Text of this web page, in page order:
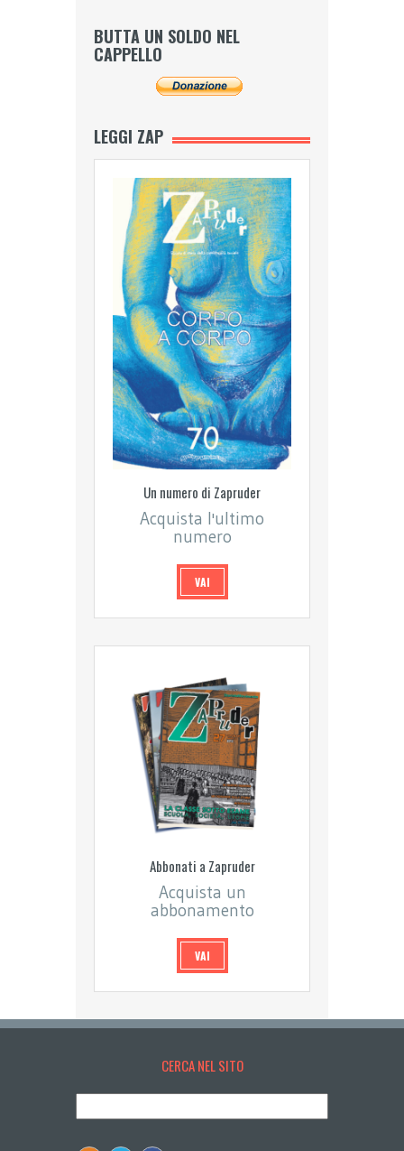
BUTTA UN SOLDO NEL
CAPPELLO
LEGGI ZAP
Un numero di Zapruder
Acquista l'ultimo
numero
VAI
Abbonati a Zapruder
Acquista un
abbonamento
VAI
CERCA NEL SITO